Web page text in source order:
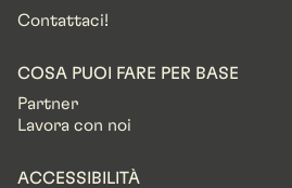
Contattaci!
COSA PUOI FARE PER BASE
Partner
Lavora con noi
ACCESSIBILITÀ